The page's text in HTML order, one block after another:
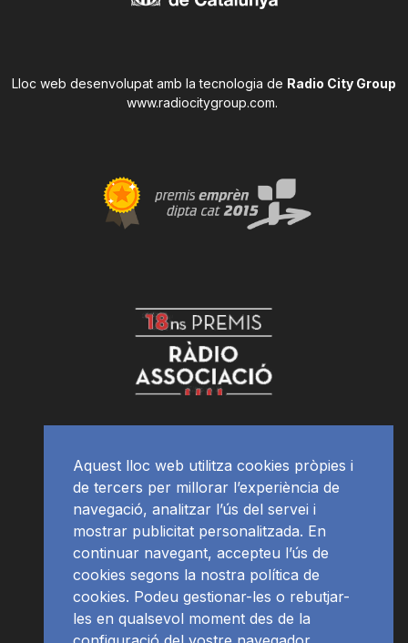
Lloc web desenvolupat amb la tecnologia de Radio City Group
www.radiocitygroup.com.
Aquest lloc web utilitza cookies pròpies i
de tercers per millorar l’experiència de
navegació, analitzar l’ús del servei i
mostrar publicitat personalitzada. En
continuar navegant, accepteu l’ús de
cookies segons la nostra política de
cookies. Podeu gestionar-les o rebutjar-
les en qualsevol moment des de la